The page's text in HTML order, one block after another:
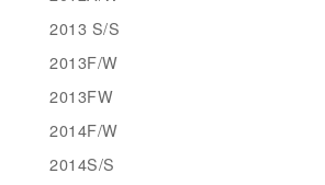
2013 S/S
2013F/W
2013FW
2014F/W
2014S/S